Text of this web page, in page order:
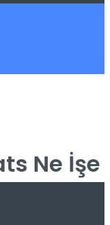
Ne İşe